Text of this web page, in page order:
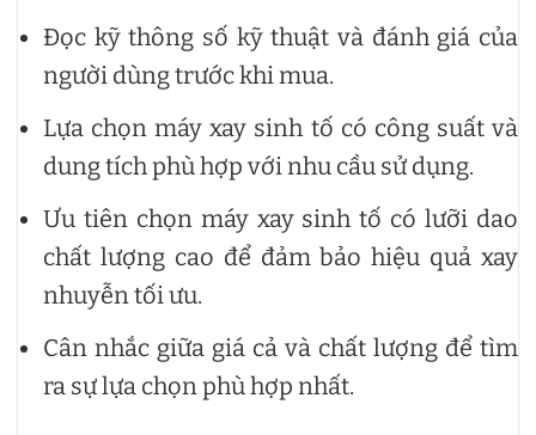
Đọc kỹ thông số kỹ thuật và đánh giá của
người dùng trước khi mua.
Lựa chọn máy xay sinh tố có công suất và
dung tích phù hợp với nhu cầu sử dụng.
Ưu tiên chọn máy xay sinh tố có lưỡi dao
chất lượng cao để đảm bảo hiệu quả xay
nhuyễn tối ưu.
Cân nhắc giữa giá cả và chất lượng để tìm
ra sự lựa chọn phù hợp nhất.